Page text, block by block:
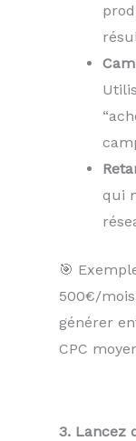
qui
🎯
500€/
générer
CPC
3. Lancez